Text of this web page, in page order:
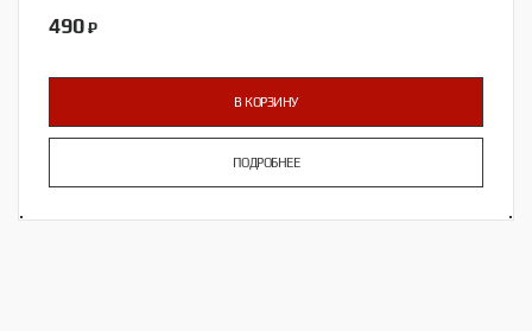
490 ₽
В КОРЗИНУ
ПОДРОБНЕЕ